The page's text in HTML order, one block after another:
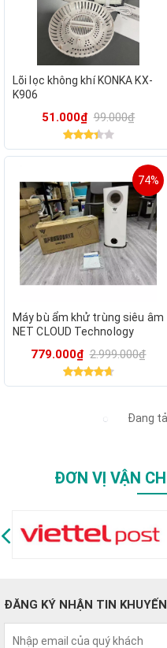
Lõi lọc không khí KONKA KX-
K906
51.000₫ 99.000₫
74%
Máy bù ẩm khử trùng siêu âm
NET CLOUD Technology
lành, sức khỏe toàn diện
779.000₫ 2.999.000₫
Đang
ĐƠN VỊ VẬN
ĐĂNG KÝ NHẬN TIN